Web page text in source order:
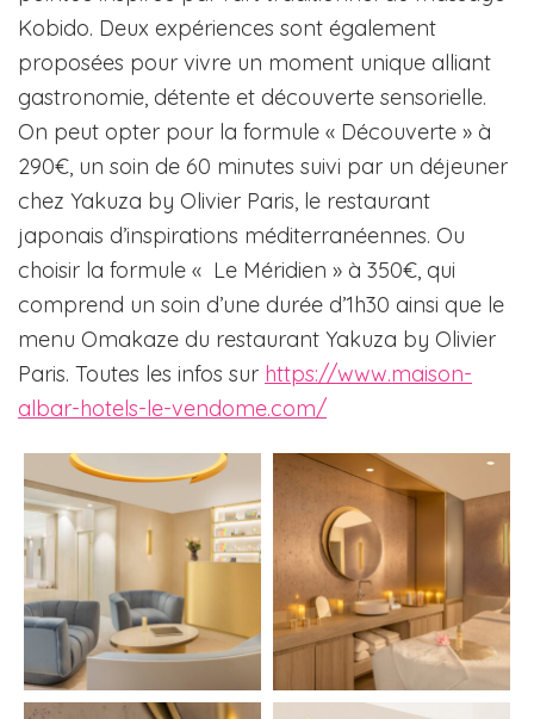
Kobido. Deux expériences sont également
proposées pour vivre un moment unique alliant
gastronomie, détente et découverte sensorielle.
On peut opter pour la formule « Découverte » à
290€, un soin de 60 minutes suivi par un déjeuner
chez Yakuza by Olivier Paris, le restaurant
japonais d’inspirations méditerranéennes. Ou
choisir la formule « Le Méridien » à 350€, qui
comprend un soin d’une durée d’1h30 ainsi que le
menu Omakaze du restaurant Yakuza by Olivier
Paris. Toutes les infos sur https://www.maison-
albar-hotels-le-vendome.com/